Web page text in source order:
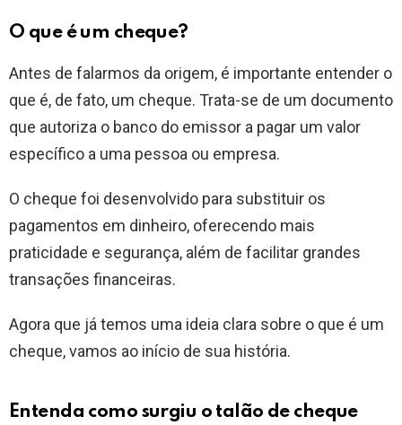
O que é um cheque?
Antes de falarmos da origem, é importante entender o
que é, de fato, um cheque. Trata-se de um documento
que autoriza o banco do emissor a pagar um valor
específico a uma pessoa ou empresa.
O cheque foi desenvolvido para substituir os
pagamentos em dinheiro, oferecendo mais
praticidade e segurança, além de facilitar grandes
transações financeiras.
Agora que já temos uma ideia clara sobre o que é um
cheque, vamos ao início de sua história.
Entenda como surgiu o talão de cheque